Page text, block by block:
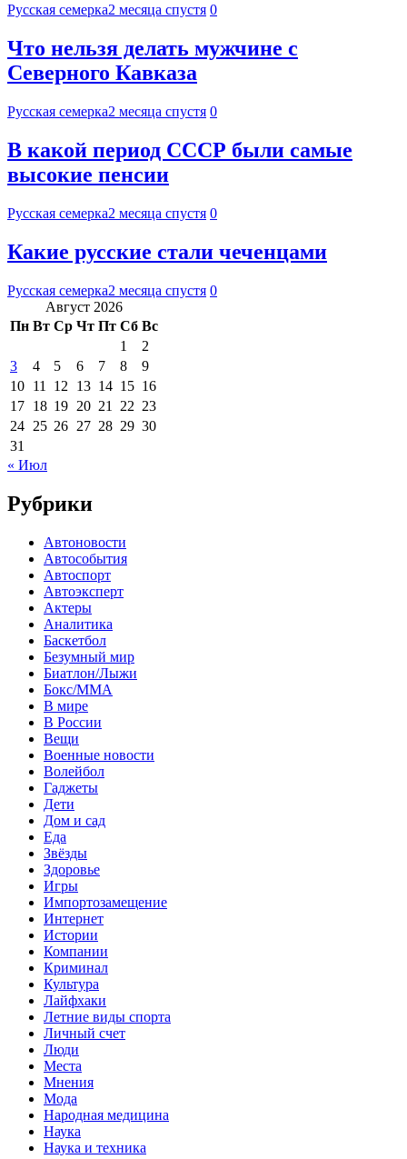
Русская семерка2 месяца спустя 0
Что нельзя делать мужчине с
Северного Кавказа
Русская семерка2 месяца спустя 0
В какой период СССР были самые
высокие пенсии
Русская семерка2 месяца спустя 0
Какие русские стали чеченцами
Русская семерка2 месяца спустя 0
Август 2026
Пн Вт Ср Чт Пт Сб Вс
1
2
3
4 5 6 7 8
9
10 11 12 13 14 15 16
17 18 19 20 21 22 23
24 25 26 27 28 29 30
31
« Июл
Рубрики
Автоновости
Автособытия
Автоспорт
Автоэксперт
Актеры
Аналитика
Баскетбол
Безумный мир
Биатлон/Лыжи
Бокс/MMA
В мире
В России
Вещи
Военные новости
Волейбол
Гаджеты
Дети
Дом и сад
Еда
Звёзды
Здоровье
Игры
Импортозамещение
Интернет
Истории
Компании
Криминал
Культура
Лайфхаки
Летние виды спорта
Личный счет
Люди
Места
Мнения
Мода
Народная медицина
Наука
Наука и техника